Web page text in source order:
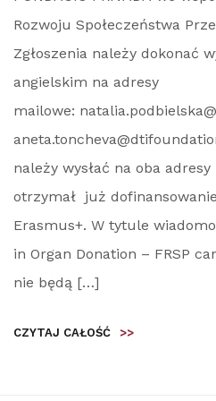
Rozwoju Społeczeństwa
Zgłoszenia należy dokonać
angielskim na adresy
mailowe:
należy wysłać na oba
otrzymał już
Erasmus+. W tytule
in Organ Donation – FRSP
nie będą […]
CZYTAJ CAŁOŚĆ >>